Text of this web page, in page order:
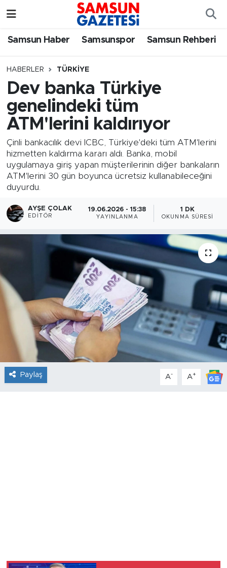
Samsun Haber Samsunspor Samsun Rehberi
HABERLER TÜRKIYE
Dev banka Türkiye
genelindeki tüm
ATM'lerini kaldırıyor
Çinli bankacılık devi ICBC, Türkiye'deki tüm ATM'lerini
hizmetten kaldırma kararı aldı. Banka, mobil
uygulamaya giriş yapan müşterilerinin diğer bankaların
ATM'lerini 30 gün boyunca ücretsiz kullanabileceğini
duyurdu.
AYŞE ÇOLAK
EDITÖR
19.06.2026 - 15:38
YAYINLANMA
1 DK
OKUNMA SÜRESI
Paylaş A- A+
Samsun Haber
Samsunspor
Samsun Rehberi
Resmi İlanlar
Samsun Nöbetçi Eczaneler
Samsun Hava Durumu
SAMSUN Namaz Vakitleri
Samsun Trafik Yoğunluk Haritası
Süper Lig Puan Durumu ve Fikstür
Tüm Manşetler
Haber Arşivi